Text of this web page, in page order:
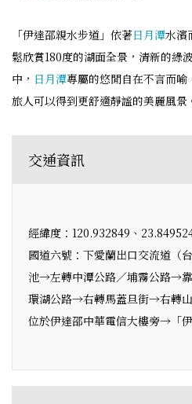
「伊達邵親水步道」依著日月潭水濱
鬆欣賞180度的湖面全景，清新的綠
中， 日月潭專屬的悠閒自在不言而
旅人可以得到更舒適靜謐的美麗風景
交通資訊
經緯度：120.932849、
國道六號：下愛蘭出口交流道（
池→左轉中潭公路／埔霧公路→
環湖公路→右轉馬蓋旦街→右轉
位於伊達邵中華電信大樓旁→「伊